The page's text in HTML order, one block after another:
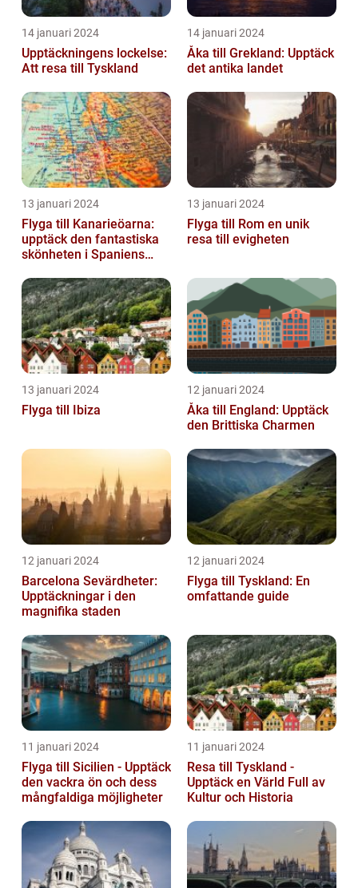
14 januari 2024
Upptäckningens lockelse:
Att resa till Tyskland
14 januari 2024
Åka till Grekland: Upptäck
det antika landet
13 januari 2024
Flyga till Kanarieöarna:
upptäck den fantastiska
skönheten i Spaniens
13 januari 2024
Flyga till Rom en unik
resa till evigheten
13 januari 2024
Flyga till Ibiza
12 januari 2024
Åka till England: Upptäck
den Brittiska Charmen
12 januari 2024
Barcelona Sevärdheter:
Upptäckningar i den
magnifika staden
12 januari 2024
Flyga till Tyskland: En
omfattande guide
11 januari 2024
Flyga till Sicilien - Upptäck
den vackra ön och dess
mångfaldiga möjligheter
11 januari 2024
Resa till Tyskland -
Upptäck en Värld Full av
Kultur och Historia